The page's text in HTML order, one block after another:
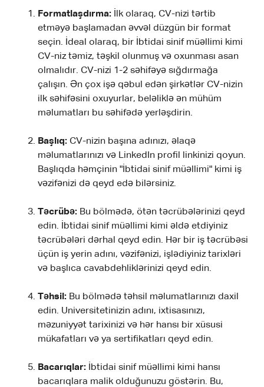
Formatlaşdırma: İlk olaraq, CV-nizi tərtib
etməyə başlamadan əvvəl düzgün bir format
seçin. İdeal olaraq, bir İbtidai sinif müəllimi kimi
CV-niz təmiz, təşkil olunmuş və oxunması asan
olmalıdır. CV-nizi 1-2 səhifəyə sığdırmağa
çalışın. Ən çox işə qəbul edən şirkətlər CV-nizin
ilk səhifəsini oxuyurlar, beləliklə ən mühüm
məlumatları bu səhifədə yerləşdirin.
Başlıq: CV-nizin başına adınızı, əlaqə
məlumatlarınızı və LinkedIn profil linkinizi qoyun.
Başlıqda həmçinin "İbtidai sinif müəllimi" kimi iş
vəzifənizi də qeyd edə bilərsiniz.
Təcrübə: Bu bölmədə, ötən təcrübələrinizi qeyd
edin. İbtidai sinif müəllimi kimi əldə etdiyiniz
təcrübələri dərhal qeyd edin. Hər bir iş təcrübəsi
üçün iş yerin adını, vəzifənizi, işlədiyiniz tarixləri
və başlıca cavabdehliklərinizi qeyd edin.
Təhsil: Bu bölmədə təhsil məlumatlarınızı daxil
edin. Universitetinizin adını, ixtisasınızı,
məzuniyyət tarixinizi və hər hansı bir xüsusi
mükafatları və ya sertifikatları qeyd edin.
Bacarıqlar: İbtidai sinif müəllimi kimi hansı
bacarıqlara malik olduğunuzu göstərin. Bu,